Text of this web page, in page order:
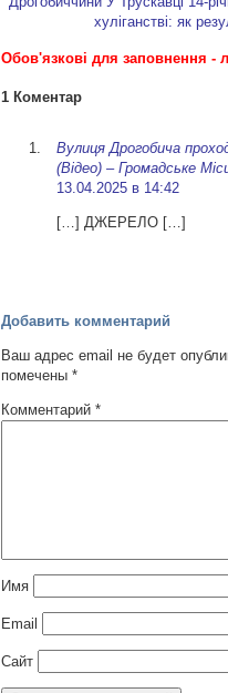
хуліганстві: як
Обов'язкові для заповнення -
1 Коментар
Вулиця Дрогобича
(Відео) – Громадське
13.04.2025 в 14:42
[…] ДЖЕРЕЛО […]
Добавить комментарий
Ваш адрес email не будет
помечены *
Комментарий *
Имя
Email
Сайт